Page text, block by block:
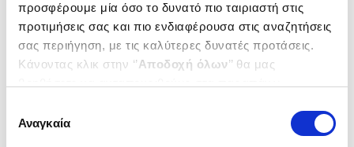
προσφέρουμε μία όσο το δυνατό πιο ταιριαστή στις
προτιμήσεις σας και πιο ενδιαφέρουσα στις αναζητήσεις
σας περιήγηση, με τις καλύτερες δυνατές προτάσεις.
Κάνοντας κλικ στην ‘’Αποδοχή όλων’’ θα μας
ενδιαφέρουν και να επιλέξετε από τα παρακάτω με την
΄΄και να ενημερωθείτε σχετικά με
συγκατάθεσης
Αναγκαία